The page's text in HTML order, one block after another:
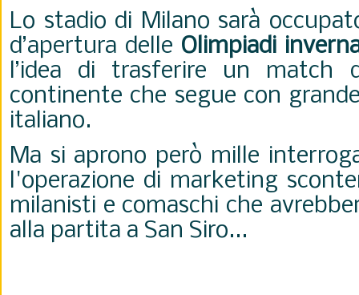
Lo stadio di Milano sarà
d’apertura delle Olimpiadi
l’idea di trasferire un
continente che segue con
italiano.
Ma si aprono però mille
l'operazione di marketing
milanisti e comaschi che
alla partita a San Siro...